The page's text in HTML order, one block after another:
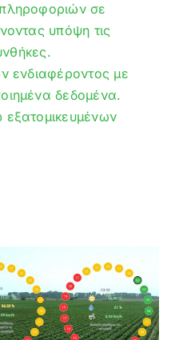
σε
υπόψη τις
ενδιαφέροντος με
δεδομένα.